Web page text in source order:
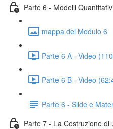
Parte 6 - Modelli
mappa del Modulo 6
Parte 6 A - Video
Parte 6 B - Video
Parte 6 - Slide e
Parte 7 - La Costruzione